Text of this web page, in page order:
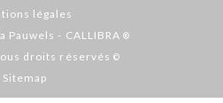
légales
Pauwels - CALLIBRA®
droits réservés©
Sitemap